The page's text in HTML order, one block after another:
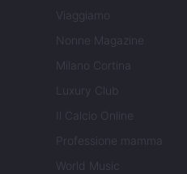
Viaggiamo
Nonne Magazine
Milano Cortina
Luxury Club
Il Calcio Online
Professione mamma
World Music